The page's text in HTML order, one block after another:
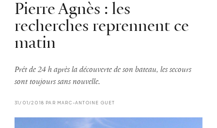
Pierre Agnès : les
recherches reprennent ce
matin
Prêt de 24 h après la découverte de son bateau, les secours
sont toujours sans nouvelle.
31/01/2018 PAR MARC-ANTOINE GUET